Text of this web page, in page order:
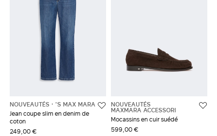
NOUVEAUTÉS
'S MAX MARA
Jean coupe slim en denim de
coton
249,00 €
NOUVEAUTÉS
MAXMARA ACCESSORI
Mocassins en cuir suédé
599,00 €